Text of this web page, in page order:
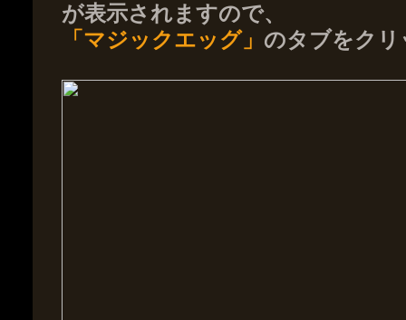
が表示されますので、
「マジックエッグ」 のタブをク